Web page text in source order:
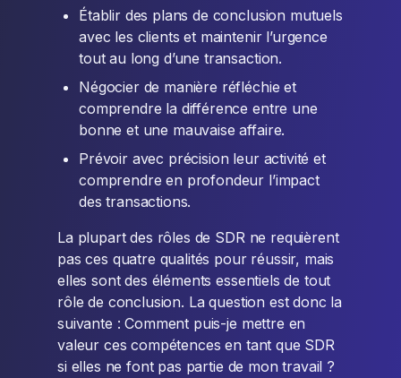
Établir des plans de conclusion mutuels
avec les clients et maintenir l’urgence
tout au long d’une transaction.
Négocier de manière réfléchie et
comprendre la différence entre une
bonne et une mauvaise affaire.
Prévoir avec précision leur activité et
comprendre en profondeur l’impact
des transactions.
La plupart des rôles de SDR ne requièrent
pas ces quatre qualités pour réussir, mais
elles sont des éléments essentiels de tout
rôle de conclusion. La question est donc la
suivante : Comment puis-je mettre en
valeur ces compétences en tant que SDR
si elles ne font pas partie de mon travail ?